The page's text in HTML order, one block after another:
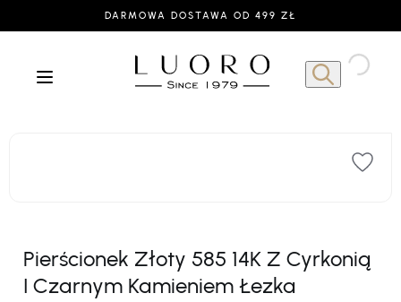
DARMOWA DOSTAWA OD 499 ZŁ
Pierścionek Złoty 585 14K Z Cyrkonią
I Czarnym Kamieniem Łezka